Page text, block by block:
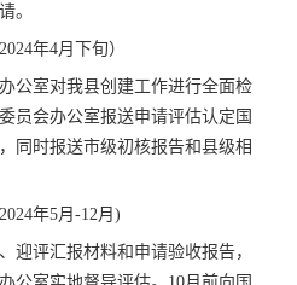
。
年4月下旬）
公室对我县创建工作进行全面检
员会办公室报送申请评估认定国
同时报送市级初核报告和县级相
年5月-12月)
迎评汇报材料和申请验收报告，